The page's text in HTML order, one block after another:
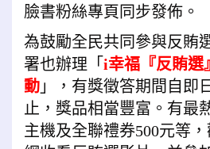
臉書粉絲專頁同步發佈。
為鼓勵全民共同參與反賄
署也辦理「 i幸福『反賄選
動 」，有獎徵答期間自即
止，獎品相當豐富。有最
主機及全聯禮券500元等